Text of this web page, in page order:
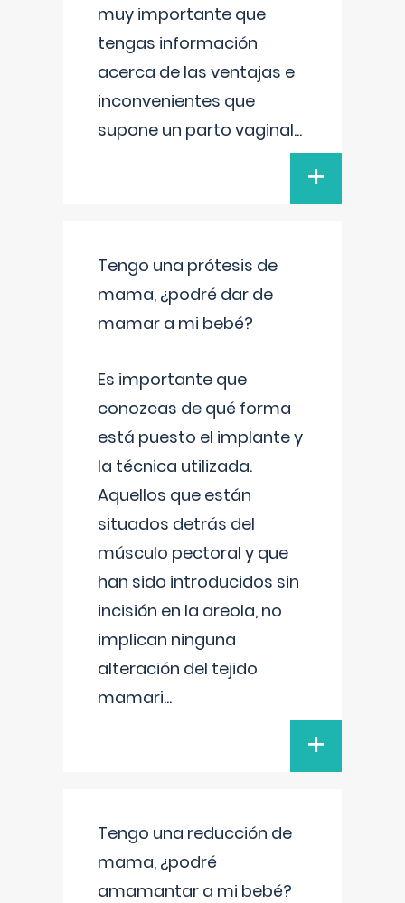
muy importante que
tengas información
acerca de las ventajas e
inconvenientes que
supone un parto vaginal...
+
Tengo una prótesis de
mama, ¿podré dar de
mamar a mi bebé?
Es importante que
conozcas de qué forma
está puesto el implante y
la técnica utilizada.
Aquellos que están
situados detrás del
músculo pectoral y que
han sido introducidos sin
incisión en la areola, no
implican ninguna
alteración del tejido
mamari...
+
Tengo una reducción de
mama, ¿podré
amamantar a mi bebé?